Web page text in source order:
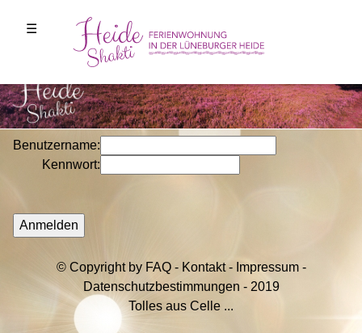
☰
Benutzername:
Kennwort:
©Copyright by FAQ- Kontakt- Impressum-
Datenschutzbestimmungen - 2019
Tolles aus Celle ...